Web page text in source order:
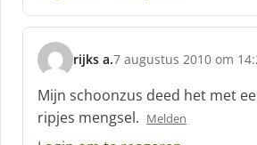
f
rijks a.
s
c
h
r
7 augustus 2010 om
Mijn schoonzus deed het met
ripjes mengsel. Melden